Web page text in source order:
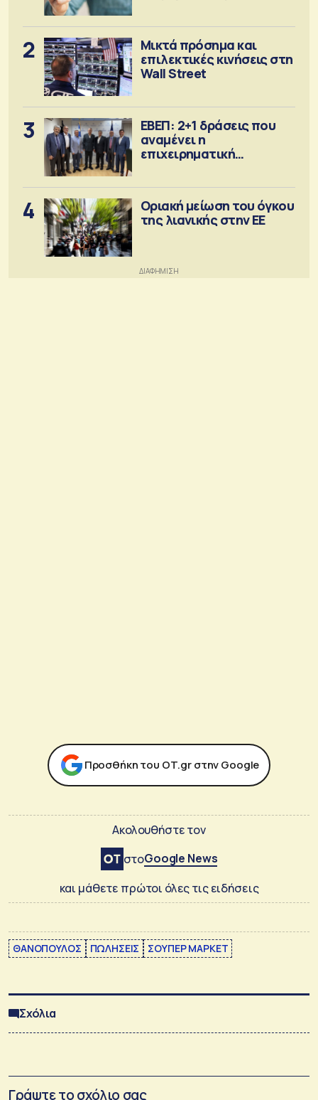
2
Μικτά πρόσημα και
επιλεκτικές κινήσεις στη
Wall Street
3
ΕΒΕΠ: 2+1 δράσεις που
αναμένει η
επιχειρηματική
4
Οριακή μείωση του όγκου
της λιανικής στην ΕΕ
Προσθήκη του ΟΤ.gr στην Google
Ακολουθήστε τον
στοGoogle News
και μάθετε πρώτοι όλες τις ειδήσεις
ΘΑΝΟΠΟΥΛΟΣ ΠΩΛΗΣΕΙΣ ΣΟΥΠΕΡ ΜΑΡΚΕΤ
Σχόλια
Γράψτε το σχόλιο σας